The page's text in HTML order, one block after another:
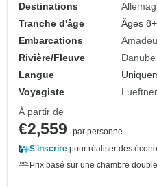
Destinations
Tranche d'âge
Âges 8+
Embarcations
Rivière/Fleuve
Danube
Langue
Voyagiste
À partir de
€2,559
par personne
S'inscrire pour réaliser des
Prix basé sur une chambre double